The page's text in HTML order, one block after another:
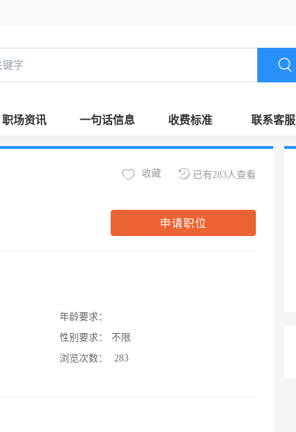
职场资讯 一句话信息 收费标准 联系客服
已有283人查看
收藏
申请职位
年龄要求：
性别要求：
不限
浏览次数：
283